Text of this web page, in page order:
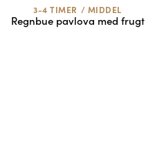
3-4 TIMER / MIDDEL
Regnbue pavlova med frugt